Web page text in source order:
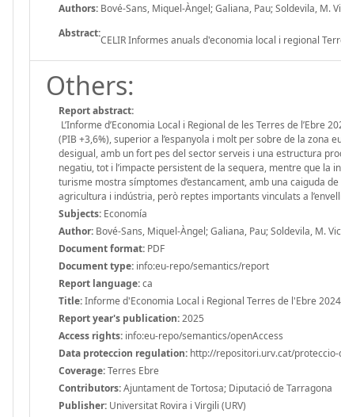
Authors: Bové-Sans, Miquel-Àngel; Galiana, Pau; Soldevila, M.
Abstract:
CELIR Informes anuals d'economia local i regional
Others:
Report abstract:
L’Informe d’Economia Local i Regional de les Terres de
(PIB +3,6%), superior a l’espanyola i molt per sobre de la zona
desigual, amb un fort pes del sector serveis i una estructura
negatiu, tot i l’impacte persistent de la sequera, mentre que la
turisme mostra símptomes d’estancament, amb una caiguda
agricultura i indústria, però reptes importants vinculats a
Subjects: Economía
Author: Bové-Sans, Miquel-Àngel; Galiana, Pau; Soldevila, M.
Document format: PDF
Document type: info:eu-repo/semantics/report
Report language:ca
Title:Informe d'Economia Local i Regional Terres de l'Ebre 2024
Report year's publication:2025
Access rights: info:eu-repo/semantics/openAccess
Data proteccion regulation: http://repositori.urv.cat/proteccio-
Coverage:Terres Ebre
Contributors:Ajuntament de Tortosa; Diputació de Tarragona
Publisher: Universitat Rovira i Virgili (URV)